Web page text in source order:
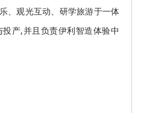
、观光互动、研学旅游于一体
产,并且负责伊利智造体验中